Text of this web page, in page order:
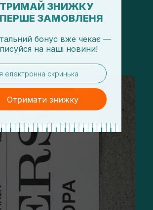
в Instagram
ЗНИЖКУ
ЗАМОВЛЕНЯ
бонус вже чекає —
на наші новини!
Отримати знижку